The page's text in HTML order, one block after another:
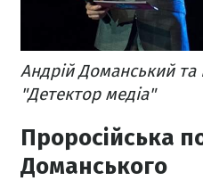
Андрій Доманський
"Детектор медіа"
Проросійська
Доманського